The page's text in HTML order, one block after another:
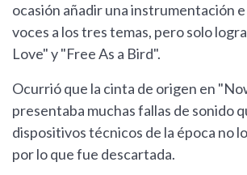
ocasión añadir una instrumentación
voces a los tres temas, pero solo
Love" y "Free As a Bird".
Ocurrió que la cinta de origen en
presentaba muchas fallas de sonido
dispositivos técnicos de la época no
por lo que fue descartada.